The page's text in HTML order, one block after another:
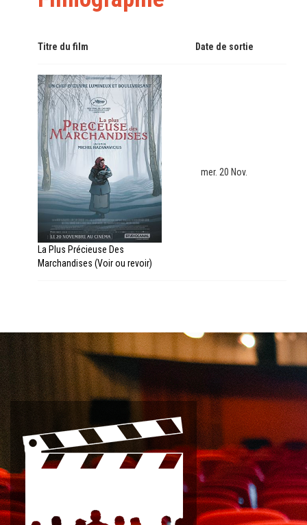
Titre du film Date de sortie
La Plus Précieuse Des
Marchandises (Voir ou revoir)
mer. 20 Nov.